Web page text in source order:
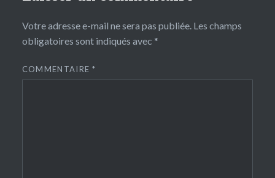
Votre adresse e-mail ne sera pas publiée. Les champs
obligatoires sont indiqués avec *
COMMENTAIRE*